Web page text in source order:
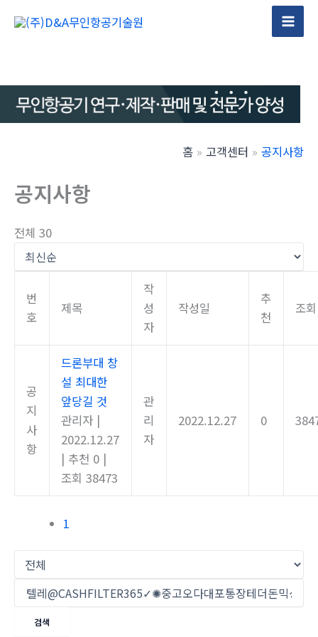
건
뛰
Main
홈 고객센터 공지사항
공지사항
전체 30
번
호
제목
작
성
자
작성일
추
천
조회
공
지
사
항
드론부대 창
설 최대한
앞당길 것
관리자 |
2022.12.27
| 추천 0 |
조회 38473
관
리
자
2022.12.27 0
1
검색